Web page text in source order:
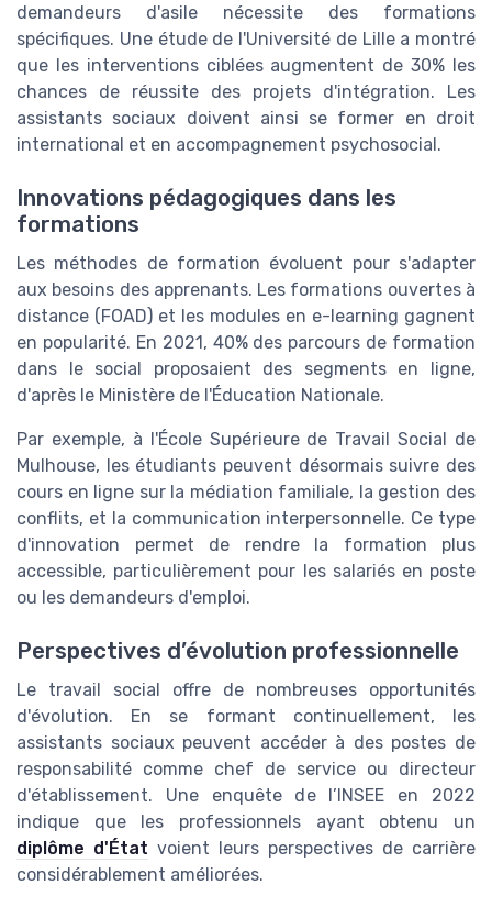
demandeurs d'asile nécessite des formations
spécifiques. Une étude de l'Université de Lille a montré
que les interventions ciblées augmentent de 30% les
chances de réussite des projets d'intégration. Les
assistants sociaux doivent ainsi se former en droit
international et en accompagnement psychosocial.
Innovations pédagogiques dans les
formations
Les méthodes de formation évoluent pour s'adapter
aux besoins des apprenants. Les formations ouvertes à
distance (FOAD) et les modules en e-learning gagnent
en popularité. En 2021, 40% des parcours de formation
dans le social proposaient des segments en ligne,
d'après le Ministère de l'Éducation Nationale.
Par exemple, à l'École Supérieure de Travail Social de
Mulhouse, les étudiants peuvent désormais suivre des
cours en ligne sur la médiation familiale, la gestion des
conflits, et la communication interpersonnelle. Ce type
d'innovation permet de rendre la formation plus
accessible, particulièrement pour les salariés en poste
ou les demandeurs d'emploi.
Perspectives d’évolution professionnelle
Le travail social offre de nombreuses opportunités
d'évolution. En se formant continuellement, les
assistants sociaux peuvent accéder à des postes de
responsabilité comme chef de service ou directeur
d'établissement. Une enquête de l’INSEE en 2022
indique que les professionnels ayant obtenu un
diplôme d'État voient leurs perspectives de carrière
considérablement améliorées.